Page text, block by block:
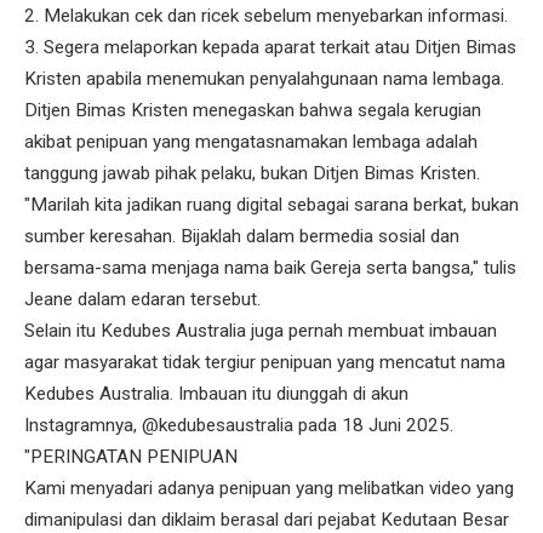
2. Melakukan cek dan ricek sebelum menyebarkan informasi.
3. Segera melaporkan kepada aparat terkait atau Ditjen Bimas
Kristen apabila menemukan penyalahgunaan nama lembaga.
Ditjen Bimas Kristen menegaskan bahwa segala kerugian
akibat penipuan yang mengatasnamakan lembaga adalah
tanggung jawab pihak pelaku, bukan Ditjen Bimas Kristen.
"Marilah kita jadikan ruang digital sebagai sarana berkat, bukan
sumber keresahan. Bijaklah dalam bermedia sosial dan
bersama-sama menjaga nama baik Gereja serta bangsa," tulis
Jeane dalam edaran tersebut.
Selain itu Kedubes Australia juga pernah membuat imbauan
agar masyarakat tidak tergiur penipuan yang mencatut nama
Kedubes Australia. Imbauan itu diunggah di akun
Instagramnya, @kedubesaustralia pada 18 Juni 2025.
"PERINGATAN PENIPUAN
Kami menyadari adanya penipuan yang melibatkan video yang
dimanipulasi dan diklaim berasal dari pejabat Kedutaan Besar